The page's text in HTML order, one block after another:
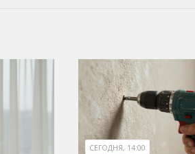
СЕГОДНЯ, 14:00